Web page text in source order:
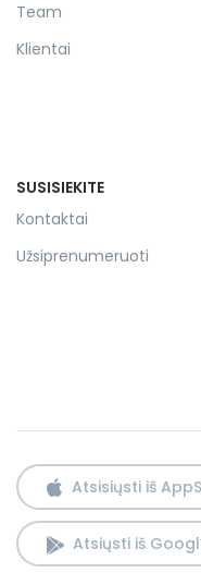
Team
Klientai
SUSISIEKITE
Kontaktai
Užsiprenumeruoti
Atsisiųsti iš
Atsiųsti iš